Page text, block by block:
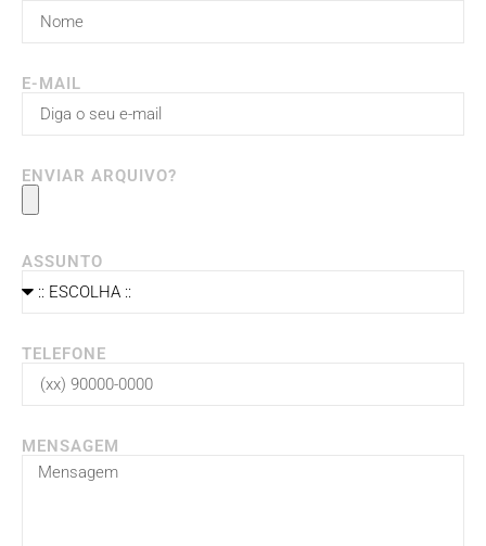
E-MAIL
ENVIAR ARQUIVO?
ASSUNTO
TELEFONE
MENSAGEM